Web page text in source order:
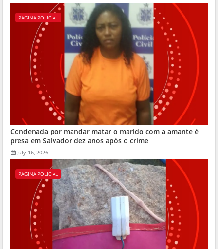
PAGINA POLICIAL
Condenada por mandar matar o marido com a amante é
presa em Salvador dez anos após o crime
July 16, 2026
PAGINA POLICIAL